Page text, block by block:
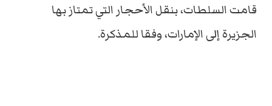
قامت السلطات، بنقل الأحجار التي تمتاز بها
الجزيرة إلى الإمارات، وفقا للمذكرة.